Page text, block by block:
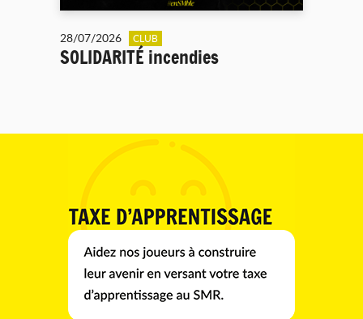
28/07/2026 CLUB
SOLIDARITÉ incendies